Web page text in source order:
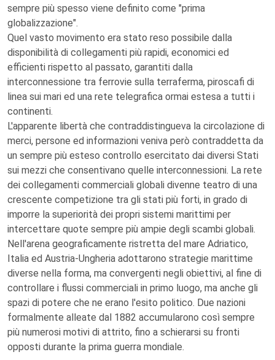
sempre più spesso viene definito come "prima
globalizzazione".
Quel vasto movimento era stato reso possibile dalla
disponibilità di collegamenti più rapidi, economici ed
efficienti rispetto al passato, garantiti dalla
interconnessione tra ferrovie sulla terraferma, piroscafi di
linea sui mari ed una rete telegrafica ormai estesa a tutti i
continenti.
L'apparente libertà che contraddistingueva la circolazione di
merci, persone ed informazioni veniva però contraddetta da
un sempre più esteso controllo esercitato dai diversi Stati
sui mezzi che consentivano quelle interconnessioni. La rete
dei collegamenti commerciali globali divenne teatro di una
crescente competizione tra gli stati più forti, in grado di
imporre la superiorità dei propri sistemi marittimi per
intercettare quote sempre più ampie degli scambi globali.
Nell'arena geograficamente ristretta del mare Adriatico,
Italia ed Austria-Ungheria adottarono strategie marittime
diverse nella forma, ma convergenti negli obiettivi, al fine di
controllare i flussi commerciali in primo luogo, ma anche gli
spazi di potere che ne erano l'esito politico. Due nazioni
formalmente alleate dal 1882 accumularono così sempre
più numerosi motivi di attrito, fino a schierarsi su fronti
opposti durante la prima guerra mondiale.